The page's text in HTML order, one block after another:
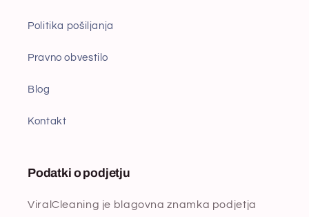
Politika pošiljanja
Pravno obvestilo
Blog
Kontakt
Podatki o podjetju
ViralCleaning je blagovna znamka podjetja